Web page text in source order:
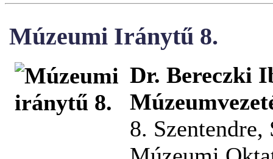
Múzeumi Iránytű 8.
Dr. Bereczki
8.